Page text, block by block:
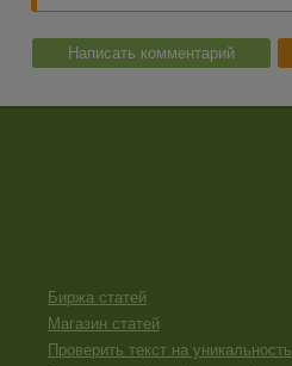
Написать комментарий
Биржа статей
Магазин статей
Проверить текст на уникальность